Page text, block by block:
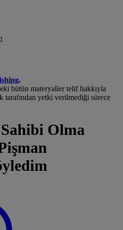
.
bütün materyaller telif hakkıyla
tarafından yetki verilmediği sürece
Olma